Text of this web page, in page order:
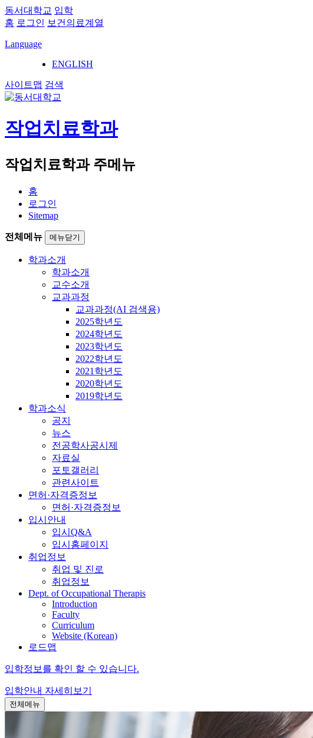
동서대학교 입학
홈 로그인 보건의료계열
Language
ENGLISH
사이트맵 검색
작업치료학과
작업치료학과 주메뉴
홈
로그인
Sitemap
전체메뉴 메뉴닫기
학과소개
학과소개
교수소개
교과과정
교과과정(AI 검색용)
2025학년도
2024학년도
2023학년도
2022학년도
2021학년도
2020학년도
2019학년도
학과소식
공지
뉴스
전공학사공시제
자료실
포토갤러리
관련사이트
면허·자격증정보
면허·자격증정보
입시안내
입시Q&A
입시홈페이지
취업정보
취업 및 진로
취업정보
Dept. of Occupational Therapis
Introduction
Faculty
Curriculum
Website (Korean)
로드맵
입학정보를 확인 할 수 있습니다.
입학안내 자세히보기
전체메뉴